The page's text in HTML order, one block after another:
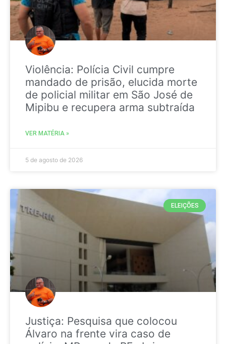
Violência: Polícia Civil cumpre
mandado de prisão, elucida morte
de policial militar em São José de
Mipibu e recupera arma subtraída
VER MATÉRIA »
5 de agosto de 2026
ELEIÇÕES
Justiça: Pesquisa que colocou
Álvaro na frente vira caso de